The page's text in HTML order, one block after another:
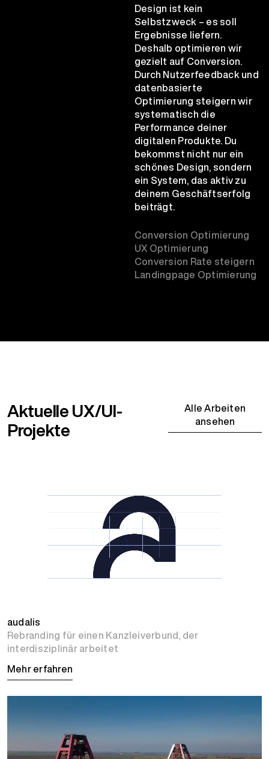
Design ist kein
Selbstzweck – es soll
Ergebnisse liefern.
Deshalb optimieren wir
gezielt auf Conversion.
Durch Nutzerfeedback und
datenbasierte
Optimierung steigern wir
systematisch die
Performance deiner
digitalen Produkte. Du
bekommst nicht nur ein
schönes Design, sondern
ein System, das aktiv zu
deinem Geschäftserfolg
beiträgt.
Conversion Optimierung
UX Optimierung
Conversion Rate steigern
Landingpage Optimierung
Aktuelle UX/UI-
Projekte
Alle Arbeiten
ansehen
audalis
Rebranding für einen Kanzleiverbund, der
interdisziplinär arbeitet
Mehr erfahren